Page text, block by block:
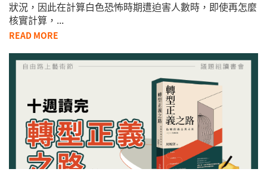
狀況，因此在計算白色恐怖時期遭迫害人數時，即使再怎麼
核實計算，...
READ MORE